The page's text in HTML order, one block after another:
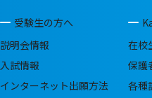
受験生の方へ
説明会情報
入試情報
インターネット出願方法
在校
保護
各種